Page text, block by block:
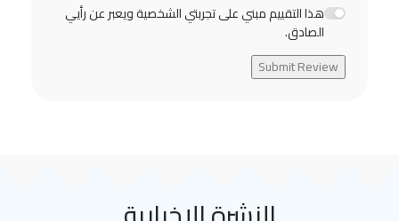
هذا التقييم مبني على تجربتي الشخصية ويعبر عن رأيي
الصادق.
Submit Review